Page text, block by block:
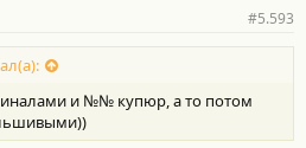
#5.593
и №№ купюр, а то потом